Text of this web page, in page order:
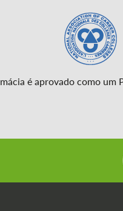
é aprovado como um